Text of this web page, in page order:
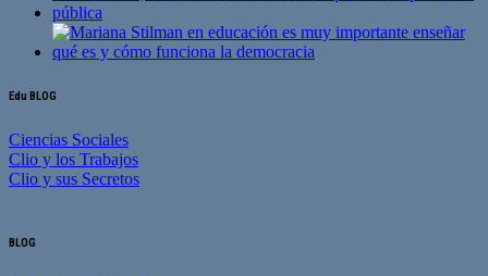
Edu BLOG
Ciencias Sociales
Clio y los Trabajos
Clio y sus Secretos
BLOG